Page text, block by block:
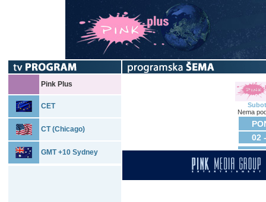
Pink Plus
CET
CT (Chicago)
GMT +10 Sydney
Nema
02